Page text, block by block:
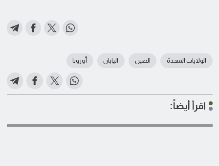
الولايات المتحدة الصين اليابان أوروبا
اقرأ أيضاً: